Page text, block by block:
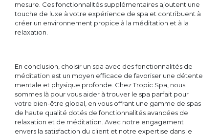
mesure. Ces fonctionnalités supplémentaires ajoutent une
touche de luxe à votre expérience de spa et contribuent à
créer un environnement propice à la méditation et à la
relaxation.
En conclusion, choisir un spa avec des fonctionnalités de
méditation est un moyen efficace de favoriser une détente
mentale et physique profonde. Chez Tropic Spa, nous
sommes là pour vous aider à trouver le spa parfait pour
votre bien-être global, en vous offrant une gamme de spas
de haute qualité dotés de fonctionnalités avancées de
relaxation et de méditation. Avec notre engagement
envers la satisfaction du client et notre expertise dans le